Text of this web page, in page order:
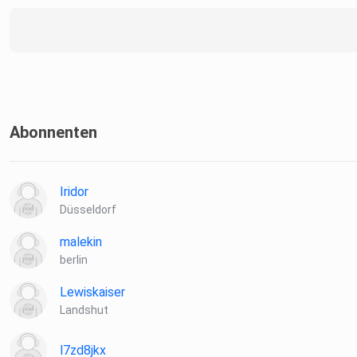
Abonnenten
Iridor
Düsseldorf
malekin
berlin
Lewiskaiser
Landshut
l7zd8jkx